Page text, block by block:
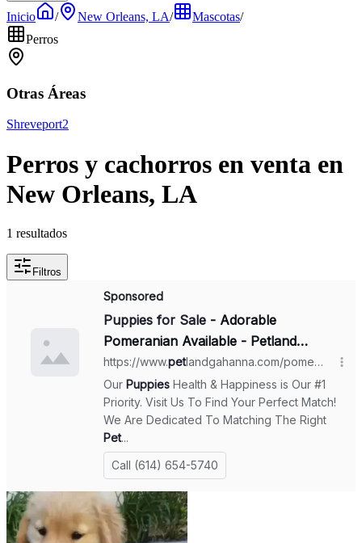
Inicio / New Orleans, LA/ Mascotas/
Perros
Otras Áreas
Shreveport2
Perros y cachorros en venta en
New Orleans, LA
1 resultados
Filtros